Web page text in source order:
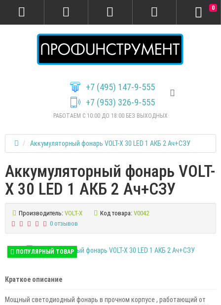
+7 (495) 147-9-555
+7 (953) 326-9-555
РАБОТАЕМ С 10:00 ДО 18:00 БЕЗ ВЫХОДНЫХ
0
Аккумуляторный фонарь VOLT-X 30 LED 1 АКБ 2 Ач+СЗУ
Аккумуляторный фонарь VOLT-
X 30 LED 1 АКБ 2 Ач+СЗУ
Производитель: VOLT-X Код товара: V0042
0 отзывов
ПОПУЛЯРНЫЙ ТОВАР
Краткое описание
Мощный светодиодный фонарь в прочном корпусе , работающий от